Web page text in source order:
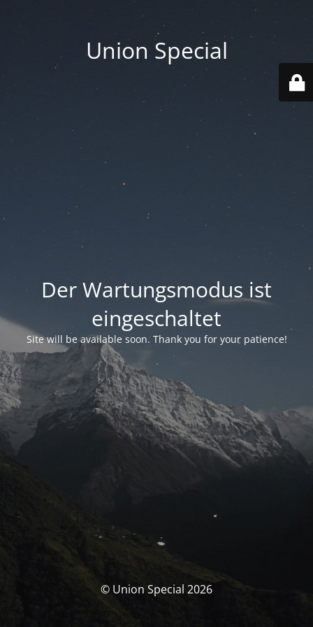
Union Special
Der Wartungsmodus ist
eingeschaltet
Site will be available soon. Thank you for your patience!
© Union Special 2026